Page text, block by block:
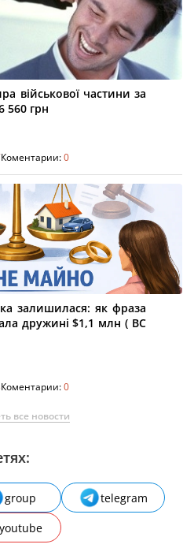
військової частини за
560 грн
Коментарии:0
залишилася: як фраза
дружині $1,1 млн ( ВС
Коментарии:0
все новости
group
telegram